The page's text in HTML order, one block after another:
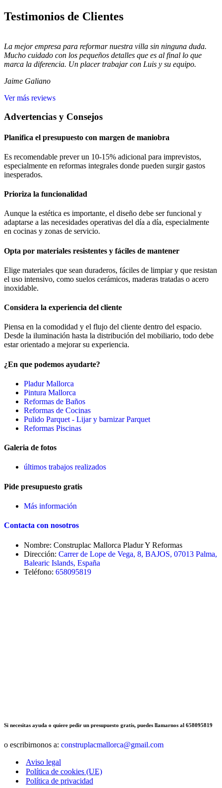
Testimonios de Clientes
La mejor empresa para reformar nuestra villa sin ninguna duda.
Mucho cuidado con los pequeños detalles que es al final lo que
marca la diferencia. Un placer trabajar con Luis y su equipo.
Jaime Galiano
Ver más reviews
Advertencias y Consejos
Planifica el presupuesto con margen de maniobra
Es recomendable prever un 10-15% adicional para imprevistos,
especialmente en reformas integrales donde pueden surgir gastos
inesperados.
Prioriza la funcionalidad
Aunque la estética es importante, el diseño debe ser funcional y
adaptarse a las necesidades operativas del día a día, especialmente
en cocinas y zonas de servicio.
Opta por materiales resistentes y fáciles de mantener
Elige materiales que sean duraderos, fáciles de limpiar y que resistan
el uso intensivo, como suelos cerámicos, maderas tratadas o acero
inoxidable.
Considera la experiencia del cliente
Piensa en la comodidad y el flujo del cliente dentro del espacio.
Desde la iluminación hasta la distribución del mobiliario, todo debe
estar orientado a mejorar su experiencia.
¿En que podemos ayudarte?
Pladur Mallorca
Pintura Mallorca
Reformas de Baños
Reformas de Cocinas
Pulido Parquet - Lijar y barnizar Parquet
Reformas Piscinas
Galeria de fotos
últimos trabajos realizados
Pide presupuesto gratis
Más información
Contacta con nosotros
Nombre: Construplac Mallorca Pladur Y Reformas
Dirección: Carrer de Lope de Vega, 8, BAJOS, 07013 Palma,
Balearic Islands, España
Teléfono: 658095819
Si necesitas ayuda o quiere pedir un presupuesto gratis, puedes llamarnos al 658095819
o escribirnonos a: construplacmallorca@gmail.com
Aviso legal
Política de cookies (UE)
Política de privacidad